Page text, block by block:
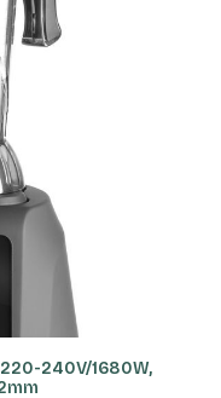
220-240V/1680W,